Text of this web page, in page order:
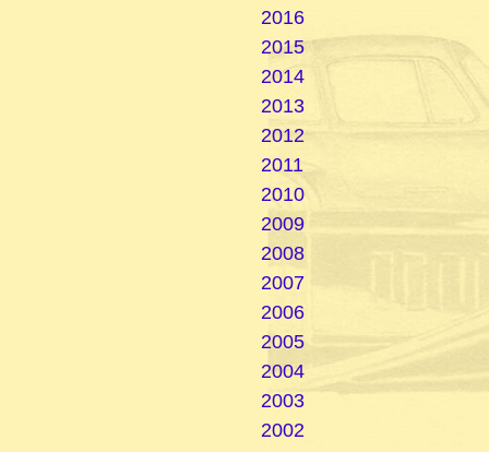
2016
2015
2014
2013
2012
2011
2010
2009
2008
2007
2006
2005
2004
2003
2002